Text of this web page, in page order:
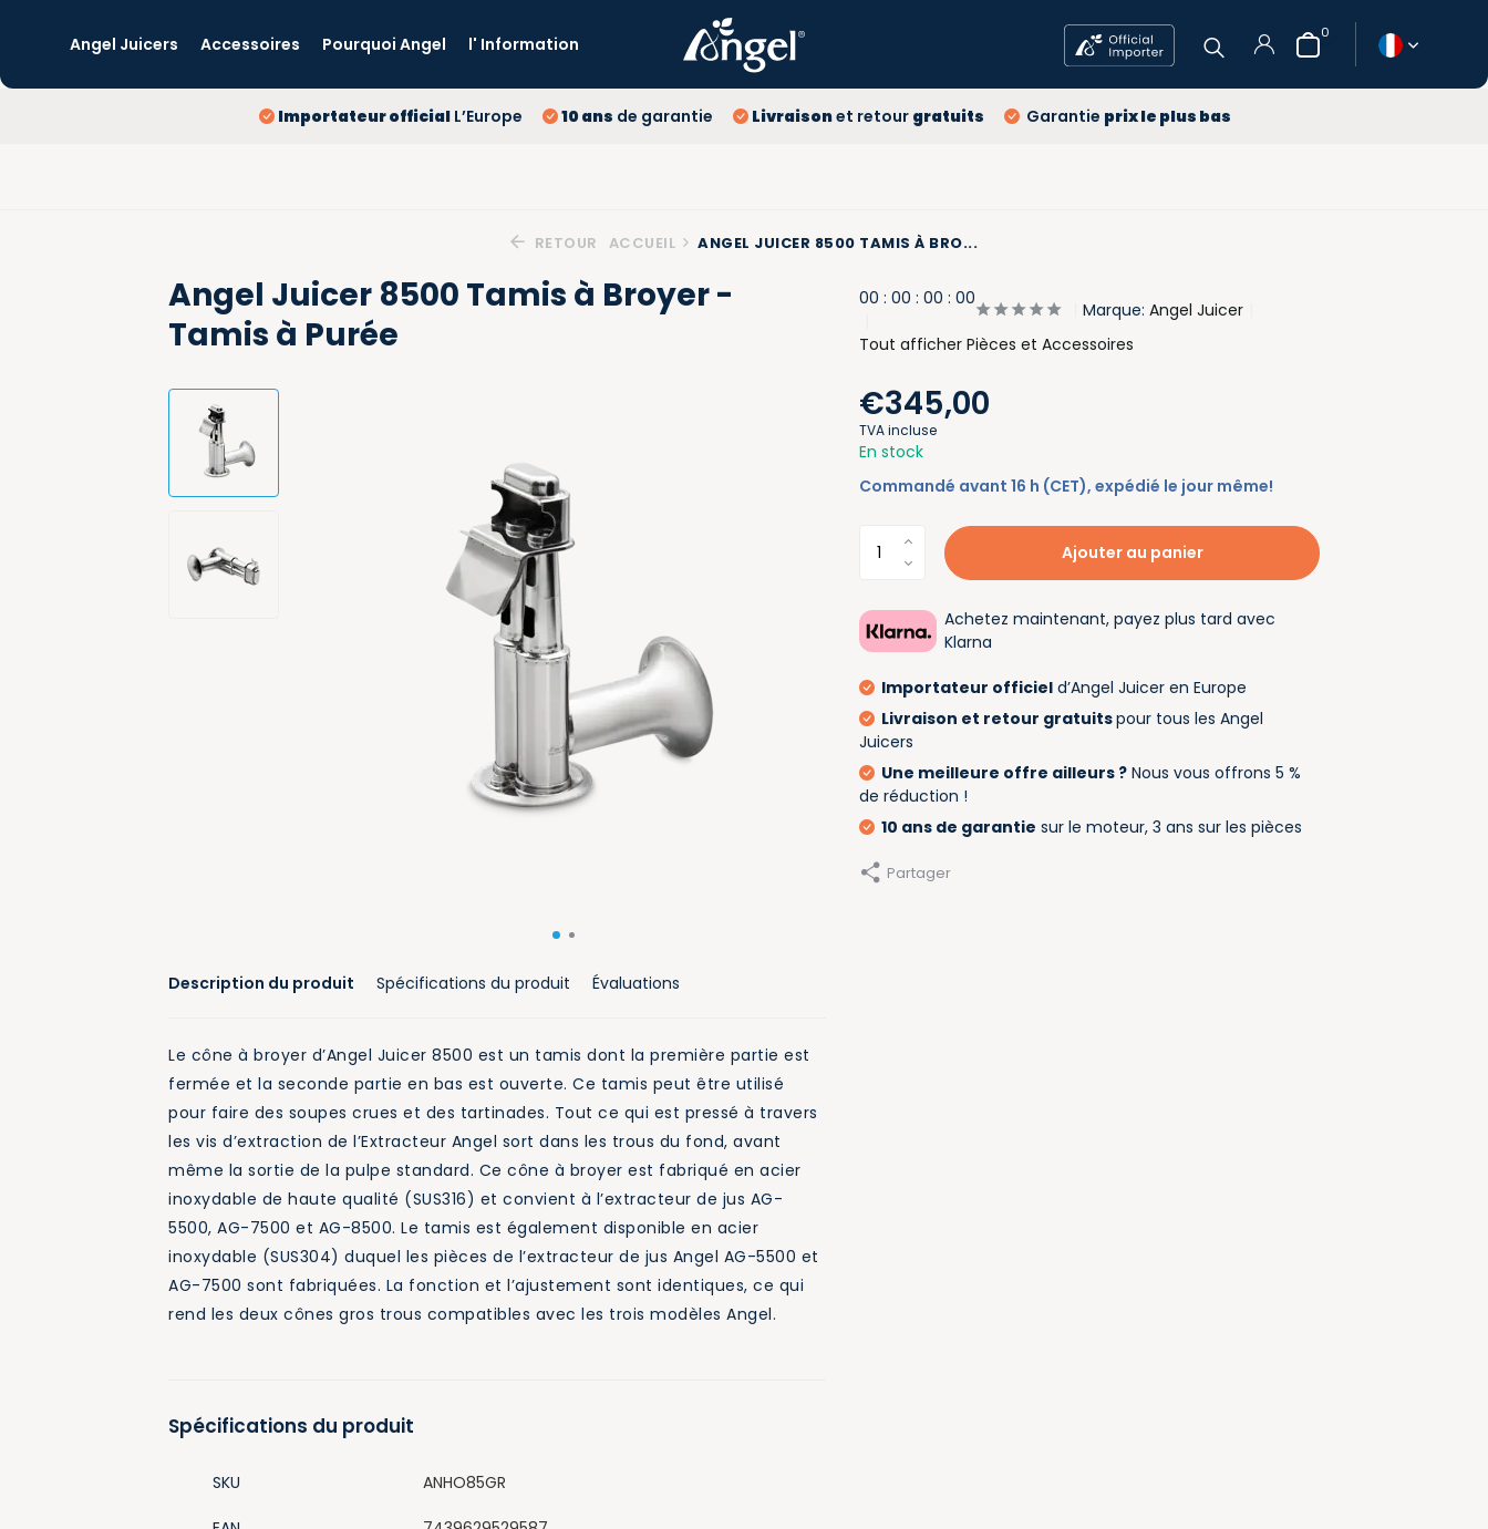
Angel Juicers Accessoires Pourquoi Angel l' Information
10 ans
gratuits
0
Importateur officialL’Europe 10 ans de garantie Livraisonet retour gratuits Garantie prix le plus bas
RETOUR ACCUEIL ANGEL JUICER 8500 TAMIS À BRO...
Angel Juicer 8500 Tamis à Broyer -
Tamis à Purée
Description du produit Spécifications du produit Évaluations
Le cône à broyer d’Angel Juicer 8500 est un tamis dont la première partie est
fermée et la seconde partie en bas est ouverte. Ce tamis peut être utilisé
pour faire des soupes crues et des tartinades. Tout ce qui est pressé à travers
les vis d’extraction de l’Extracteur Angel sort dans les trous du fond, avant
même la sortie de la pulpe standard. Ce cône à broyer est fabriqué en acier
inoxydable de haute qualité (SUS316) et convient à l’extracteur de jus AG-
5500, AG-7500 et AG-8500. Le tamis est également disponible en acier
inoxydable (SUS304) duquel les pièces de l’extracteur de jus Angel AG-5500 et
AG-7500 sont fabriquées. La fonction et l’ajustement sont identiques, ce qui
rend les deux cônes gros trous compatibles avec les trois modèles Angel.
Spécifications du produit
SKU ANHO85GR
00 :00 :00 :00
Marque:Angel Juicer
Tout afficher Pièces et Accessoires
€345,00
TVA incluse
En stock
Commandé avant 16 h (CET), expédié le jour même!
Ajouter au panier
Achetez maintenant, payez plus tard avec
Klarna
Importateur officiel d’Angel Juicer en Europe
Livraison et retour gratuitspour tous les Angel
Juicers
Une meilleure offre ailleurs ? Nous vous offrons 5 %
de réduction !
10 ans de garantie sur le moteur, 3 ans sur les pièces
Partager